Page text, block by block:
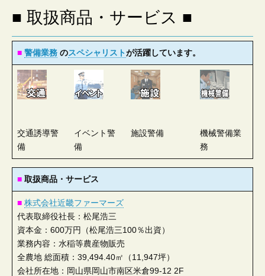
会
社
■ 取扱商品・サービス ■
■ 警備業務 のスペシャリストが活躍しています。
交通誘導警
備
イベント警
備
施設警備
機械警備業
務
■ 取扱商品・サービス
■ 株式会社近畿ファーマーズ
代表取締役社長：松尾浩三
資本金：600万円（松尾浩三100％出資）
業務内容：水稲等農産物販売
全農地 総面積：39,494.40㎡（11,947坪）
会社所在地：岡山県岡山市南区米倉99-12 2F